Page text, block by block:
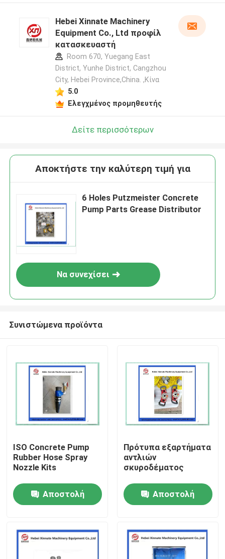
Αρχική Σελίδα
Hebei Xinnate Machinery
Equipment Co., Ltd προφίλ
κατασκευαστή
Room 670, Yuegang East
District, Yunhe District, Cangzhou
City, Hebei Province,China. ,Κίνα
5.0
Ελεγχμένος προμηθευτής
Δείτε περισσότερων
Αποκτήστε την καλύτερη τιμή για
6 Holes Putzmeister Concrete
Pump Parts Grease Distributor
Να συνεχίσει
Συνιστώμενα προϊόντα
ISO Concrete Pump
Rubber Hose Spray
Nozzle Kits
Αποστολή
Πρότυπα εξαρτήματα
αντλιών
σκυροδέματος
Αποστολή